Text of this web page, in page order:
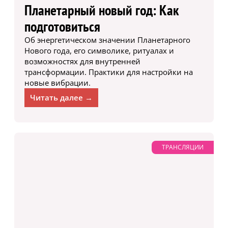
Планетарный новый год: Как
подготовиться
Об энергетическом значении Планетарного
Нового года, его символике, ритуалах и
возможностях для внутренней
трансформации. Практики для настройки на
новые вибрации.
Читать далее →
ТРАНСЛЯЦИИ